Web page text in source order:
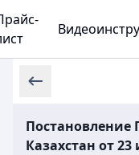
Постановление
Казахстан от